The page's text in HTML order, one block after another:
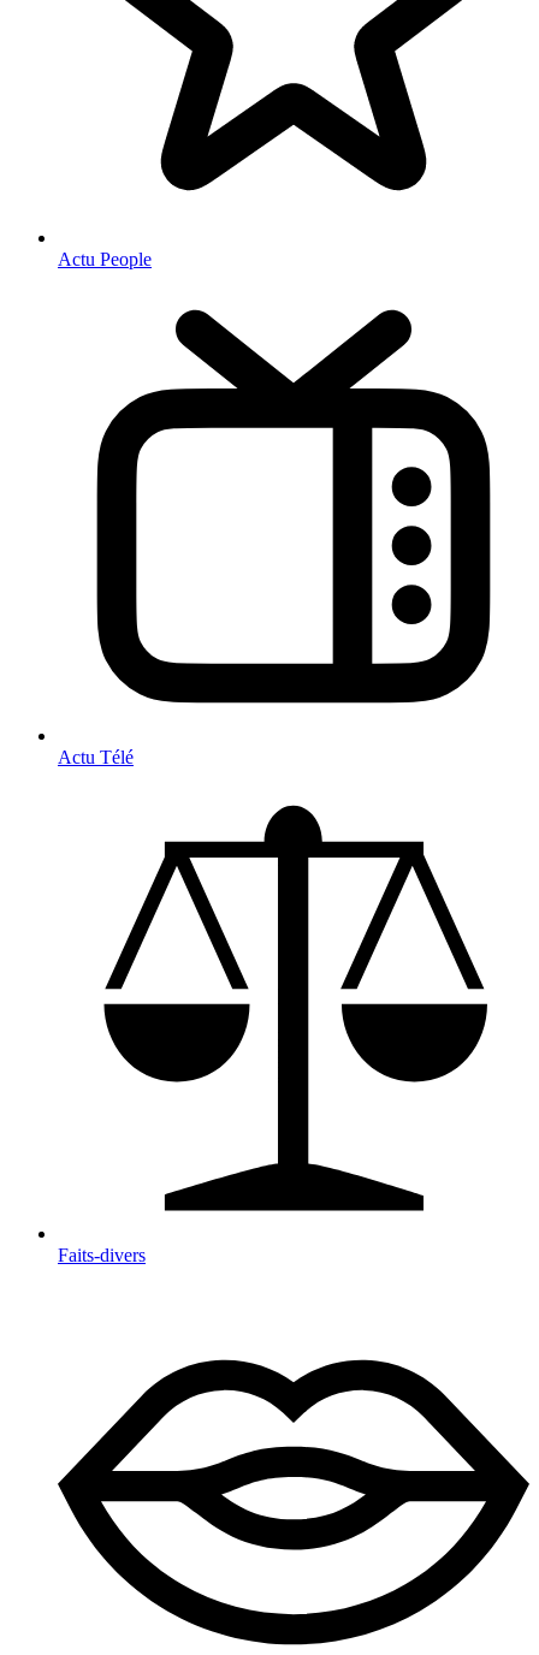
Actu People
Actu Télé
Faits-divers